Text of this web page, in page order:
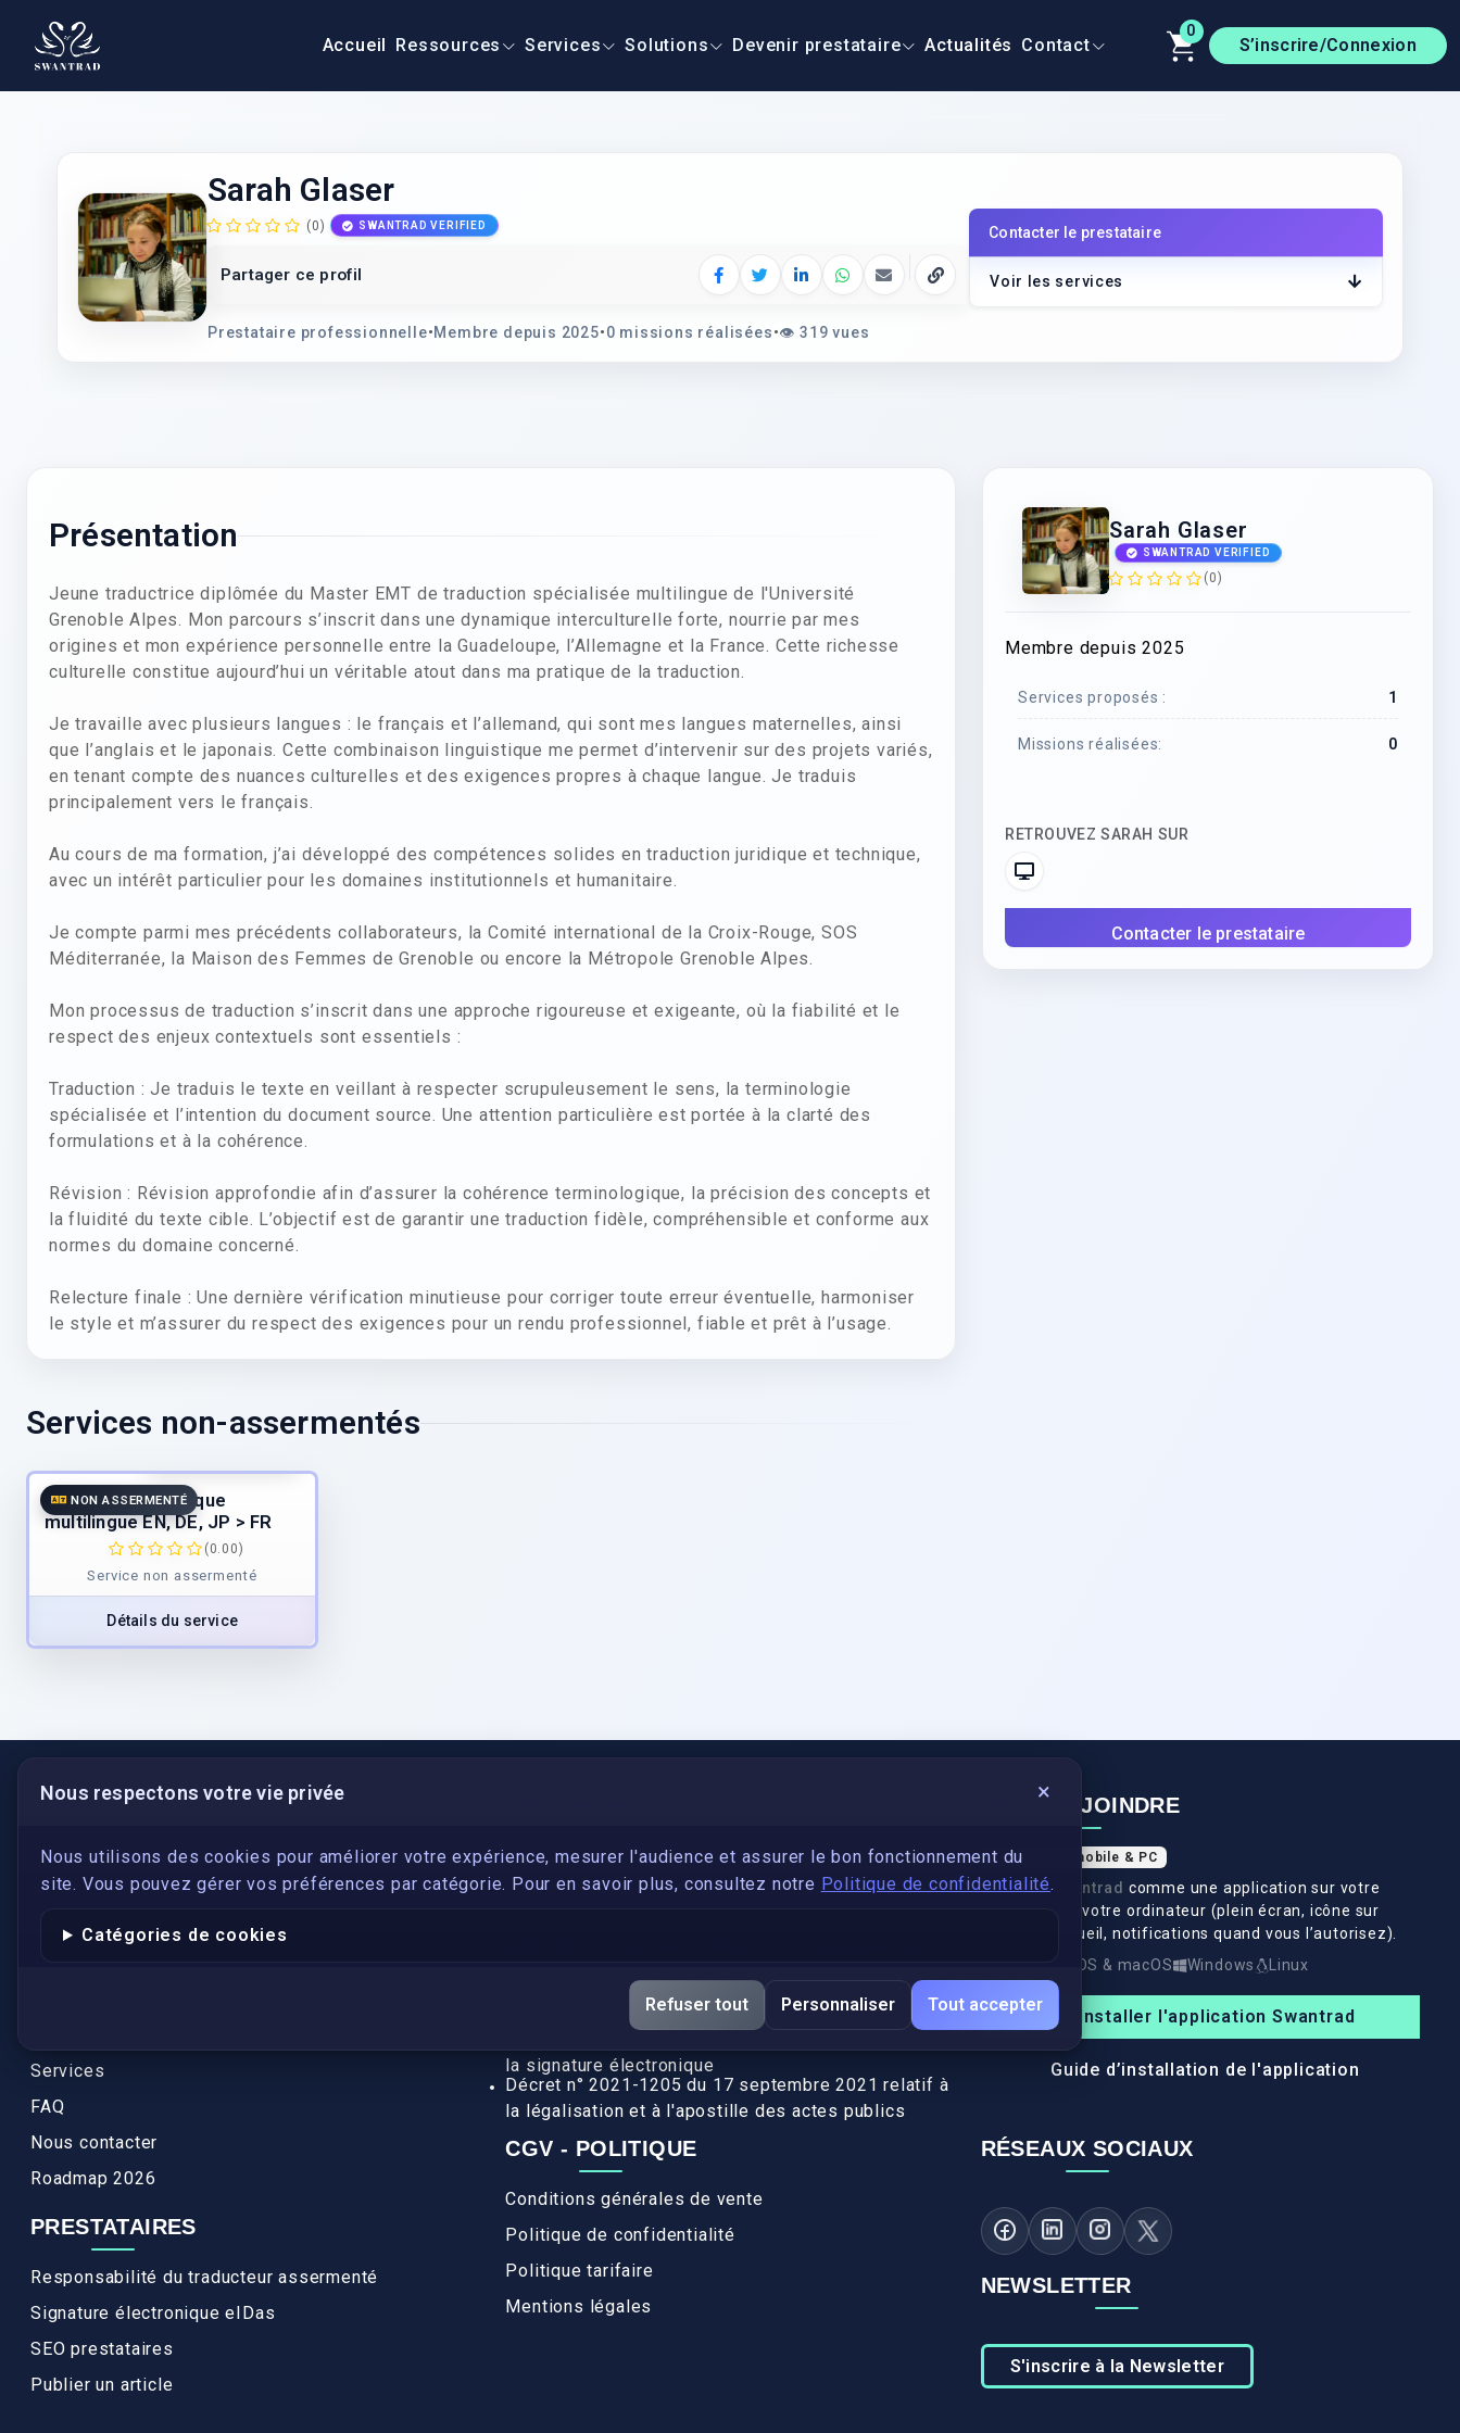
Accueil Ressources Services Solutions Devenir prestataire Actualités Contact
0
S’inscrire/Connexion
Sarah Glaser
(0) SWANTRAD VERIFIED
Partager ce profil
Facebook
TwitterLinkedInWhatsApp
E‑mailCopier le lien
Prestataire professionnelle•Membre depuis 2025•0 missions réalisées•👁️ 319 vues
Contacter le prestataire
Voir les services
Sarah Glaser
SWANTRAD VERIFIED
(0)
Membre depuis 2025
Services proposés : 1
Missions réalisées: 0
RETROUVEZ SARAH SUR
Contacter le prestataire
Présentation
Jeune traductrice diplômée du Master EMT de traduction spécialisée multilingue de l'Université
Grenoble Alpes. Mon parcours s’inscrit dans une dynamique interculturelle forte, nourrie par mes
origines et mon expérience personnelle entre la Guadeloupe, l’Allemagne et la France. Cette richesse
culturelle constitue aujourd’hui un véritable atout dans ma pratique de la traduction.
Je travaille avec plusieurs langues : le français et l’allemand, qui sont mes langues maternelles, ainsi
que l’anglais et le japonais. Cette combinaison linguistique me permet d’intervenir sur des projets variés,
en tenant compte des nuances culturelles et des exigences propres à chaque langue. Je traduis
principalement vers le français.
Au cours de ma formation, j’ai développé des compétences solides en traduction juridique et technique,
avec un intérêt particulier pour les domaines institutionnels et humanitaire.
Je compte parmi mes précédents collaborateurs, la Comité international de la Croix-Rouge, SOS
Méditerranée, la Maison des Femmes de Grenoble ou encore la Métropole Grenoble Alpes.
Mon processus de traduction s’inscrit dans une approche rigoureuse et exigeante, où la fiabilité et le
respect des enjeux contextuels sont essentiels :
Traduction : Je traduis le texte en veillant à respecter scrupuleusement le sens, la terminologie
spécialisée et l’intention du document source. Une attention particulière est portée à la clarté des
formulations et à la cohérence.
Révision : Révision approfondie afin d’assurer la cohérence terminologique, la précision des concepts et
la fluidité du texte cible. L’objectif est de garantir une traduction fidèle, compréhensible et conforme aux
normes du domaine concerné.
Relecture finale : Une dernière vérification minutieuse pour corriger toute erreur éventuelle, harmoniser
le style et m’assurer du respect des exigences pour un rendu professionnel, fiable et prêt à l’usage.
Services non-assermentés
NON ASSERMENTÉ
Traduction technique
multilingue EN, DE, JP > FR
(0.00)
Service non assermenté
Détails du service
Nous respectons votre vie privée ×
Nous utilisons des cookies pour améliorer votre expérience, mesurer l'audience et assurer le bon fonctionnement du
site. Vous pouvez gérer vos préférences par catégorie. Pour en savoir plus, consultez notre Politique de confidentialité.
Catégories de cookies
Refuser tout Personnaliser Tout accepter
LIENS UTILES
S'inscrire
Qui sommes-nous ?
Conformité
Services
FAQ
Nous contacter
Roadmap 2026
PRESTATAIRES
Responsabilité du traducteur assermenté
Signature électronique eIDas
SEO prestataires
Publier un article
Devenez développeur avec IronSkill Academy
Gubernatis immobilier
Apostille et légalisation, fin de l'obligation entre les
la signature électronique
Décret n° 2021-1205 du 17 septembre 2021 relatif à
la légalisation et à l'apostille des actes publics
CGV - POLITIQUE
Conditions générales de vente
Politique de confidentialité
Politique tarifaire
Mentions légales
NOUS REJOINDRE
Application mobile & PC
InstallezSwantrad comme une application sur votre
téléphone et votre ordinateur (plein écran, icône sur
l’écran d’accueil, notifications quand vous l’autorisez).
iOS & macOS Windows Linux
Installer l'application Swantrad
Guide d’installation de l'application
RÉSEAUX SOCIAUX
NEWSLETTER
S'inscrire à la Newsletter